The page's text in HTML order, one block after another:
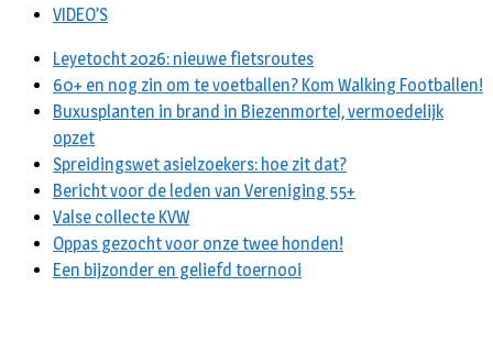
VIDEO’S
Leyetocht 2026: nieuwe fietsroutes
60+ en nog zin om te voetballen? Kom Walking Footballen!
Buxusplanten in brand in Biezenmortel, vermoedelijk
opzet
Spreidingswet asielzoekers: hoe zit dat?
Bericht voor de leden van Vereniging 55+
Valse collecte KVW
Oppas gezocht voor onze twee honden!
Een bijzonder en geliefd toernooi